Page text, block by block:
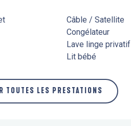
Câble / Satellite
Congélateur
Lave linge privatif
Lit bébé
TOUTES LES PRESTATIONS